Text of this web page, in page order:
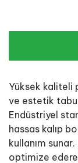
Yüksek kaliteli
ve estetik
Endüstriyel
hassas kalıp
kullanım
optimize